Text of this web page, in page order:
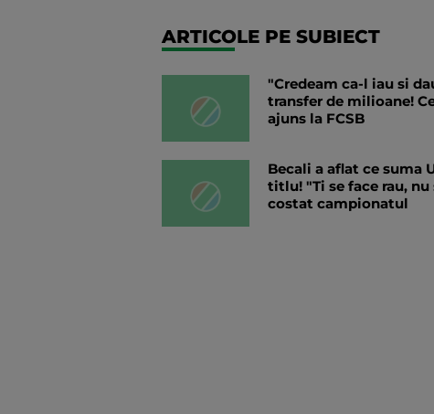
ARTICOLE PE SUBIECT
"Credeam ca-l iau si
transfer de milioane!
ajuns la FCSB
Becali a aflat ce suma
titlu! "Ti se face rau,
costat campionatul